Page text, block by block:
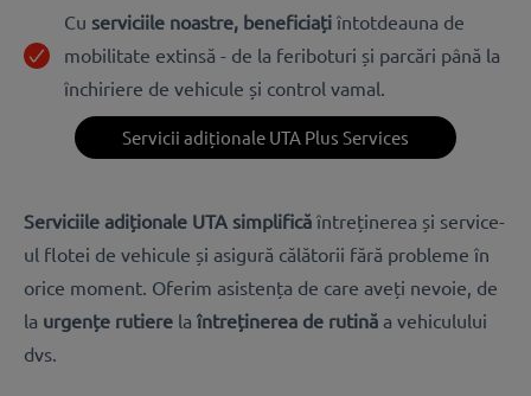
Cu serviciile noastre, beneficiați întotdeauna de
mobilitate extinsă - de la feriboturi și parcări până la
închiriere de vehicule și control vamal.
Servicii adiționale UTA Plus Services
Serviciile adiționale UTA simplifică întreținerea și service-
ul flotei de vehicule și asigură călătorii fără probleme în
orice moment. Oferim asistența de care aveți nevoie, de
la urgențe rutiere la întreținerea de rutină a vehiculului
dvs.